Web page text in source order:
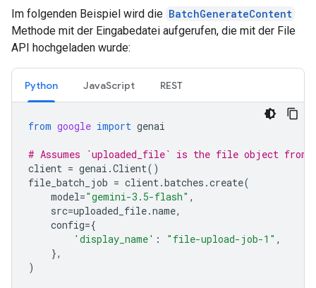
Im folgenden Beispiel wird die BatchGenerateContent
Methode mit der Eingabedatei aufgerufen, die mit der File
API hochgeladen wurde:
Python JavaScript REST
from google import genai
# Assumes `uploaded_file` is the file object from
client = genai .Client()
file_batch_job = client.batches .create(
model="gemini-3.5-flash" ,
src=uploaded_file.name,
config={
'display_name' : "file-upload-job-1" ,
},
)